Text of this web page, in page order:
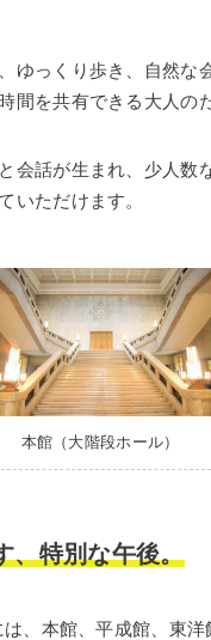
ゆっくり歩き、自然な
間を共有できる大人の
会話が生まれ、少人数
いただけます。
本館（大階段ホール）
、特別な午後。
、本館、平成館、東